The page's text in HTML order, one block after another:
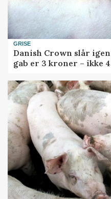
GRISE
Danish Crown slår
gab er 3 kroner – ikke